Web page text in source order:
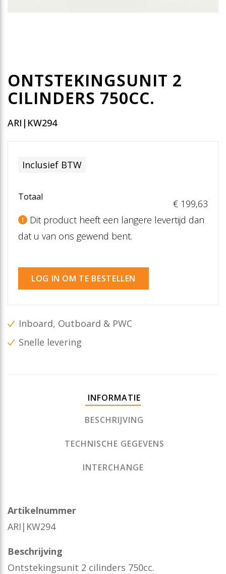
ONTSTEKINGSUNIT 2
CILINDERS 750CC.​
ARI|KW294
Inclusief BTW
Totaal
€ 199,63
Dit product heeft een langere levertijd dan
dat u van ons gewend bent.
LOG IN OM TE BESTELLEN
Inboard, Outboard & PWC
Snelle levering
INFORMATIE
BESCHRIJVING
TECHNISCHE GEGEVENS
INTERCHANGE
Artikelnummer
ARI|KW294
Beschrijving
Ontstekingsunit 2 cilinders 750cc.​